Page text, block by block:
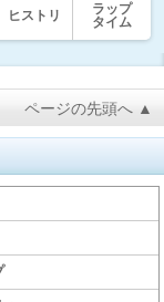
ヒストリ
ラップ
タイム
ページの先頭へ ▲